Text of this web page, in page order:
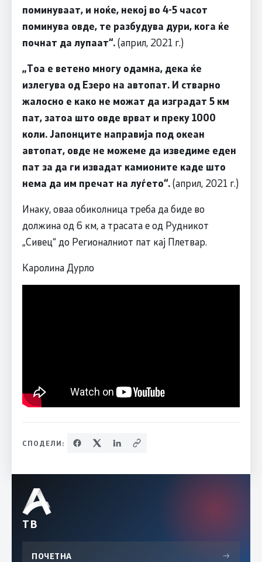
поминуваат, и ноќе, некој во 4-5 часот
поминува овде, те разбудува дури, кога ќе
почнат да лупаат“.(април, 2021 г.)
„Тоа е ветено многу одамна, дека ќе
излегува од Езеро на автопат. И стварно
жалосно е како не можат да изградат 5 км
пат, затоа што овде врват и преку 1000
коли. Јапонците направија под океан
автопат, овде не можеме да изведиме еден
пат за да ги извадат камионите каде што
нема да им пречат на луѓето“.(април, 2021 г.)
Инаку, оваа обиколница треба да биде во
должина од 6 км, а трасата е од Рудникот
„Сивец“ до Регионалниот пат кај Плетвар.
Каролина Дурло
СПОДЕЛИ:
ТВ
ПОЧЕТНА →